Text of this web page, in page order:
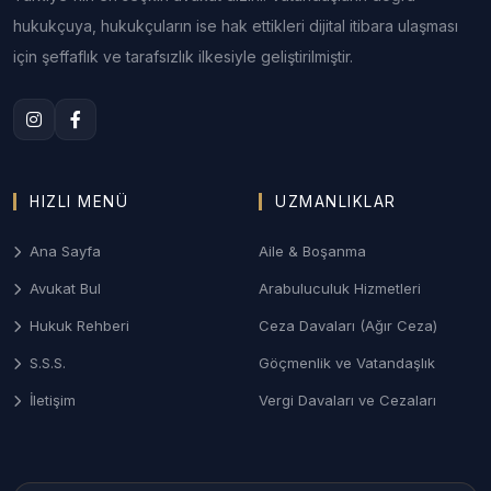
boşanma, nafaka, velayet ve takı (ziynet) alacağı
davalarında bölgenin sosyal dokusunu gözeterek
3. Gayrimenkul ve Tapu Tescil Davaları
uyuşmazlıkları, tapu iptal-tescil süreçleri ve
4. Ticari Alacak Tahsili ve İcra Hukuku
senet takibi ve alacakların hızlı tahsili için yürütülen
icra işlemleri.
hukukçuya, hukukçuların ise hak ettikleri dijital itibara ulaşması
için şeffaflık ve tarafsızlık ilkesiyle geliştirilmiştir.
HIZLI MENÜ
Ana Sayfa
Avukat Bul
Hukuk Rehberi
S.S.S.
İletişim
UZMANLIKLAR
Aile & Boşanma
Arabuluculuk Hizmetleri
Ceza Davaları (Ağır Ceza)
Göçmenlik ve Vatandaşlık
Vergi Davaları ve Cezaları